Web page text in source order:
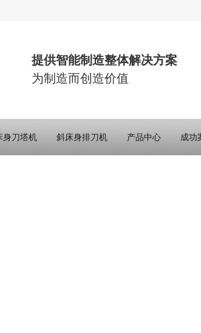
提供智能制造整体解决方案
为制造而创造价值
身刀塔机 斜床身排刀机 产品中心 成功